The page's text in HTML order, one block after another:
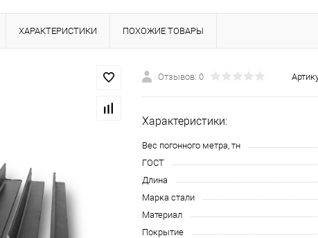
ХАРАКТЕРИСТИКИ ПОХОЖИЕ ТОВАРЫ
Отзывов: 0
Характеристики:
Вес погонного метра, тн
ГОСТ
Длина
Марка стали
Материал
Покрытие